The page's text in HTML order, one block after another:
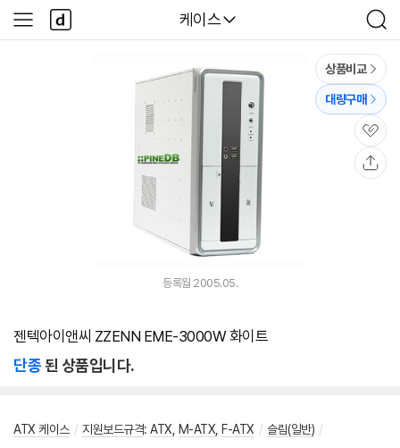
다나와
케이스
검
색
사
이
다
나
와
상품비교
대량구매
관
심
등록월 2005.05.
젠텍아이앤씨 ZZENN EME-3000W 화이트
단종된 상품입니다.
ATX 케이스 / 지원보드규격: ATX M-ATX F-ATX / 슬림(일반) /